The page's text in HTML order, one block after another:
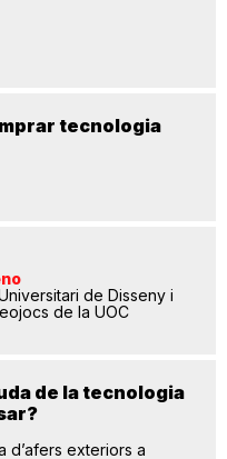
tecnologia
de Disseny i
de la UOC
de la tecnologia
d’afers exteriors a